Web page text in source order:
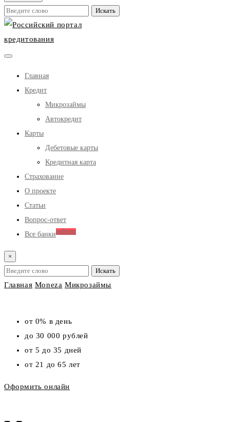
Главная
Кредит
Микрозаймы
Автокредит
Карты
Дебетовые карты
Кредитная карта
Страхование
О проекте
Статьи
Вопрос-ответ
Все банкирейтинг
×
Главная Moneza Микрозаймы
от 0% в день
до 30 000 рублей
от 5 до 35 дней
от 21 до 65 лет
Оформить онлайн